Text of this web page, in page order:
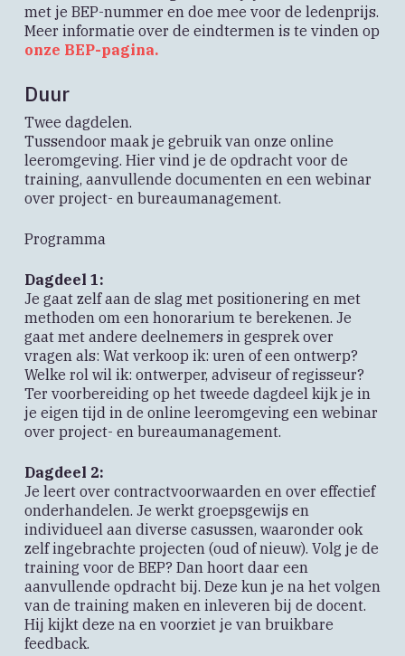
met je BEP-nummer en doe mee voor de ledenprijs.
Meer informatie over de eindtermen is te vinden op
onze BEP-pagina.
Duur
Twee dagdelen.
Tussendoor maak je gebruik van onze online
leeromgeving. Hier vind je de opdracht voor de
training, aanvullende documenten en een webinar
over project- en bureaumanagement.
Programma
Dagdeel 1:
Je gaat zelf aan de slag met positionering en met
methoden om een honorarium te berekenen. Je
gaat met andere deelnemers in gesprek over
vragen als: Wat verkoop ik: uren of een ontwerp?
Welke rol wil ik: ontwerper, adviseur of regisseur?
Ter voorbereiding op het tweede dagdeel kijk je in
je eigen tijd in de online leeromgeving een webinar
over project- en bureaumanagement.
Dagdeel 2:
Je leert over contractvoorwaarden en over effectief
onderhandelen. Je werkt groepsgewijs en
individueel aan diverse casussen, waaronder ook
zelf ingebrachte projecten (oud of nieuw). Volg je de
training voor de BEP? Dan hoort daar een
aanvullende opdracht bij. Deze kun je na het volgen
van de training maken en inleveren bij de docent.
Hij kijkt deze na en voorziet je van bruikbare
feedback.